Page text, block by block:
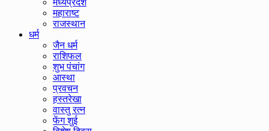
मध्यप्रदेश
महाराष्ट
राजस्थान
धर्म
जैन धर्म
राशिफल
शुभ पंचांग
आस्था
प्रवचन
हस्तरेखा
वास्तु रत्न
फेंग शुई